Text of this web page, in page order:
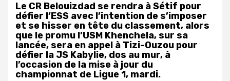
Le CR Belouizdad se rendra à Sétif pour
défier l’ESS avec l’intention de s’imposer
et se hisser en tête du classement, alors
que le promu l’USM Khenchela, sur sa
lancée, sera en appel à Tizi-Ouzou pour
défier la JS Kabylie, dos au mur, à
l’occasion de la mise à jour du
championnat de Ligue 1, mardi.